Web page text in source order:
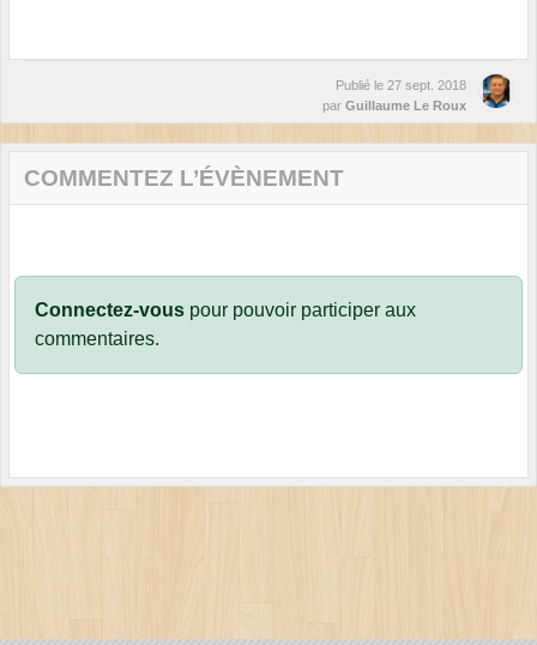
Publié le 27 sept. 2018
par Guillaume Le Roux
COMMENTEZ L’ÉVÈNEMENT
Connectez-vous pour pouvoir participer aux
commentaires.